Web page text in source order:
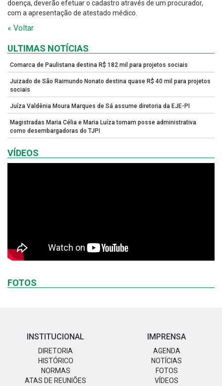
doença, deverão efetuar o cadastro através de um procurador,
com a apresentação de atestado médico.
« Voltar
ULTIMAS NOTÍCIAS
Comarca de Paulistana destina R$ 182 mil para projetos sociais
Juizado de São Raimundo Nonato destina quase R$ 40 mil para projetos
sociais
Juíza Valdênia Moura Marques de Sá assume diretoria da EJE-PI
Magistradas Maria Célia e Maria Luíza tomam posse administrativa
como desembargadoras do TJPI
VÍDEOS
FOTOS
INSTITUCIONAL
DIRETORIA
HISTÓRICO
NORMAS
ATAS DE REUNIÕES
IMPRENSA
AGENDA
NOTÍCIAS
FOTOS
VÍDEOS